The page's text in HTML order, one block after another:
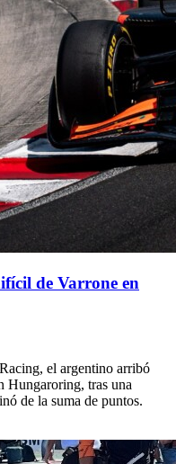
de Varrone en
el argentino arribó
Hungaroring, tras una
de la suma de puntos.